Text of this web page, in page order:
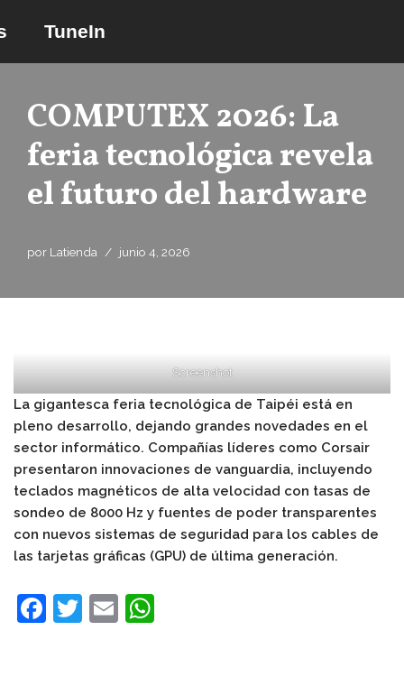
TuneIn
COMPUTEX 2026: La
feria tecnológica revela
el futuro del hardware
por Latienda junio 4, 2026
Screenshot
La gigantesca feria tecnológica de Taipéi está en
pleno desarrollo, dejando grandes novedades en el
sector informático. Compañías líderes como Corsair
presentaron innovaciones de vanguardia, incluyendo
teclados magnéticos de alta velocidad con tasas de
sondeo de 8000 Hz y fuentes de poder transparentes
con nuevos sistemas de seguridad para los cables de
las tarjetas gráficas (GPU) de última generación.
F
T
E